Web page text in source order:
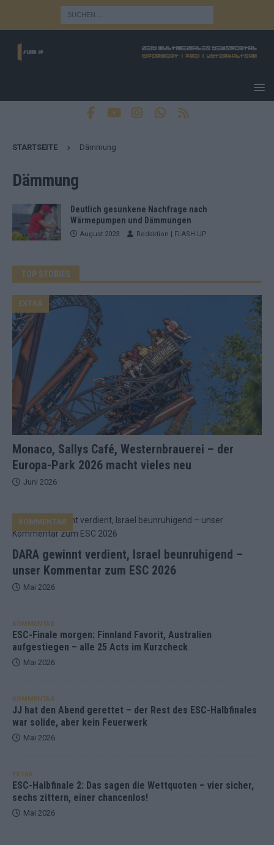
STARTSEITE Dämmung
Dämmung
Deutlich gesunkene Nachfrage nach
Wärmepumpen und Dämmungen
August 2023 Redaktion | FLASH UP
TOP STORIES
Monaco, Sallys Café, Westernbrauerei – der
Europa-Park 2026 macht vieles neu
EXTRA
Juni 2026
DARA gewinnt verdient, Israel beunruhigend –
unser Kommentar zum ESC 2026
KOMMENTAR
Mai 2026
KOMMENTAR
ESC-Finale morgen: Finnland Favorit, Australien
aufgestiegen – alle 25 Acts im Kurzcheck
Mai 2026
KOMMENTAR
JJ hat den Abend gerettet – der Rest des ESC-Halbfinales
war solide, aber kein Feuerwerk
Mai 2026
EXTRA
ESC-Halbfinale 2: Das sagen die Wettquoten – vier sicher,
sechs zittern, einer chancenlos!
Mai 2026